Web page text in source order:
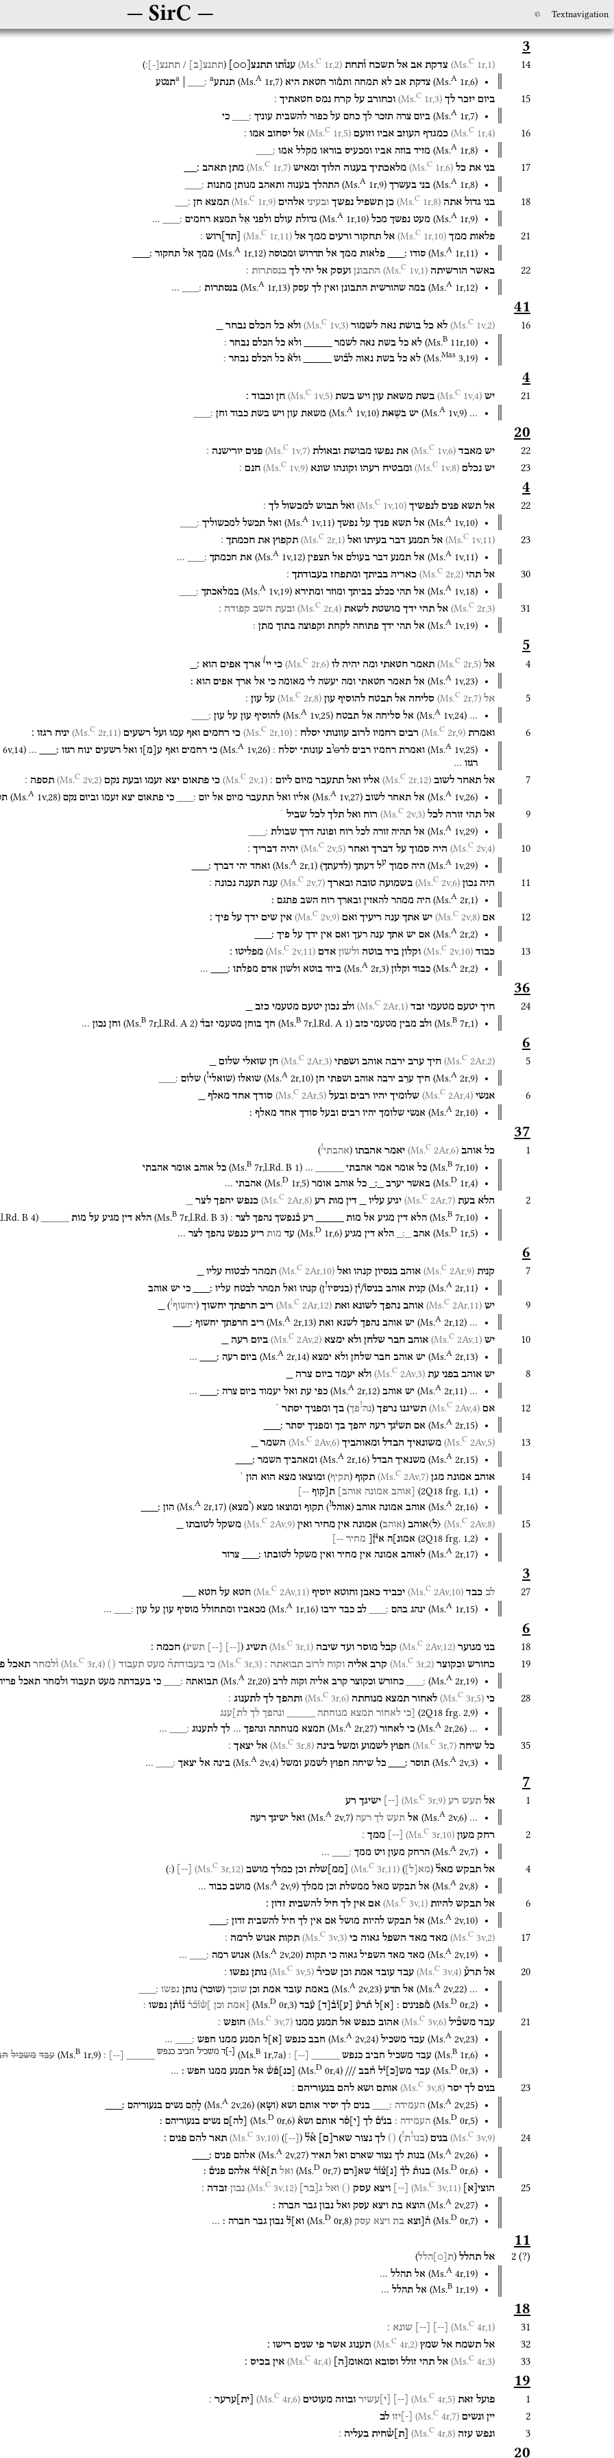
SirC © Textnavigation
3
14
(Ms.
C 1r,1) צדקת אב אל תשכח ו֯תחת (Ms.
C 1r,2) ענו֯תו תתנצ ○○
(תתנצ ב / תתנצ - ׃)
(Ms.A 1r,6) צדקת אב לא תמחה ותמ֯ור חטאת היא (Ms.A 1r,7) תנתעa‏ ׃___ aתנטע
15 ביום יזכר לך (Ms.
C 1r,3) וכחורב על קרח נמס חטאתיך ׃
(Ms.A 1r,7) ביום צרה תזכר לך כחם על כפור להשבית עוניך ׃___ כי
16
(Ms.
C 1r,4) כמגדף העוזב אביו וזועם (Ms.
C 1r,5) אל יסחוב אמו ׃
(Ms.A 1r,8) מזיד בוזה אביו ומכעיס בוראו מקלל אמו ׃___
17 בני את כל (Ms.
C 1r,6) מלאכתיך בענוה הלוך ומאיש (Ms.
C 1r,7) מתן תאהב ׃__
(Ms.A 1r,8) בני בעשרך (Ms.A 1r,9) התהלך בענוה ותאהב מנותן מתנות ׃___
18 בני גדול אתה (Ms.
C 1r,8) כן תשפיל נפשך ובעיני אלהים (Ms.
C 1r,9) תמצא חן ׃__
(Ms.A 1r,9) מעט נפשך מכל (Ms.A 1r,10) גדולת עולם ולפני אֵל תמצא רחמים ׃___ …
21 פלאות ממך (Ms.
C 1r,10) אל תחקור ורעים ממך אל (Ms.
C 1r,11) תד רוש ׃
(Ms.A 1r,11) סודו ׃___ פלאות ממך אל תדרוש ומכוסה (Ms.A 1r,12) ממך אל תחקור ׃___
22 באשר הורשיתה (Ms.
C 1v,1) התבונן ועסק אל יהי לך בנסתרות ׃
(Ms.A 1r,12) במה שהורשית התבונן ואין לך עסק (Ms.A 1r,13) בנסתרות ׃___ …
41
16
(Ms.
C 1v,2) לא כל בושת נאה לשמור (Ms.
C 1v,3) ולא כל הכלם נבחר
(Ms.B 11r,10) לא כל בשת נאה לשמר ולא כל הכלם נבחר ׃
(Ms.Mas 3,19) לא כל בשת נאוה לב֯וש ולא֯ כל הכלם נבחר ׃
4
21 יש (Ms.
C 1v,4) בשת משאת עון ויש בשת (Ms.
C 1v,5) חן וכבוד ׃
…
(Ms.A 1v,9) יש בֹשֶׁאת (Ms.A 1v,10) משאת עון ויש בשת כבוד וחן ׃___
20
22 יש מאבד (Ms.
C 1v,6) את נפשו מבושת ובאולת (Ms.
C 1v,7) פנים יורישנה ׃
23 יש נכלם (Ms.
C 1v,8) ומבטיח רעהו וקונהו שונא (Ms.
C 1v,9) חנם ׃
4
22 אל תשא פנים לנפשיך (Ms.
C 1v,10) ואל תבוש למכשול לך ׃
(Ms.A 1v,10) אל תשא פניך על נפשך (Ms.A 1v,11) ואל תכשל למכשוליך ׃___
23
(Ms.
C 1v,11) אל תמנע דבר בעיתו ואל (Ms.
C 2r,1) תקפוץ את חכמתך ׃
(Ms.A 1v,11) אל תמנע דבר בעולם אל תצפין (Ms.A 1v,12) את חכמתך ׃___ …
30 אל תהי (Ms.
C 2r,2) כאריה בביתך ומתפחז בעבודתך ׃
(Ms.A 1v,18) אל תהי ככלב בביתך ומוזר ומתירא (Ms.A 1v,19) במלאכתך ׃___
31
(Ms.
C 2r,3) אל תהי ידך מושטת לשאת (Ms.
C 2r,4) ובעת השב קפודה ׃
(Ms.A 1v,19) אל תהי ידך פתוחה לקחת וקפוצה בתוך מתן ׃
5
4 אל (Ms.
C 2r,5) תאמר חטאתי ומה יהיה לו (Ms.
C 2r,6) כי יי⎛ ארך אפים הוא ׃_
(Ms.A 1v,23) אל תאמר חטאתי ומה יעשה לי מאומה כי אל ארך אפים הוא ׃
5 אל (Ms.
C 2r,7) סליחה אל תבטח להוסיף עון (Ms.
C 2r,8) על עון ׃
…
(Ms.A 1v,24) אל סליחה אל תבטח (Ms.A 1v,25) להוסיף עון על עון ׃___
6 ואמרת (Ms.
C 2r,9) רבים רחמיו לרוב עוונותי יסלח ׃ (Ms.
C 2r,10) כי רחמים ואף עמו ועל רשעים (Ms.
C 2r,11) יניח רגזו ׃
(Ms.A 1v,25) ואמרת רחמיו רבים לר○וב עונותי יסלח ׃ (Ms.A 1v,26) כי רחמים ואף ע מ ו ואל רשעים ינוח רגזו ׃___ …
6v,14)
רגזו …
7 אל תאחר לשוב (Ms.
C 2r,12) אליו ואל תתעבר מיום ליום ׃ (Ms.
C 2v,1) כי פתאום יצא זעמו ובעת נקם (Ms.
C 2v,2) תספה ׃
(Ms.A 1v,26) אל תאחר לשוב (Ms.A 1v,27) אליו ואל תתעבר מיום אל יום ׃___ כי פתאום יצא זעמו וביום נקם (Ms.A 1v,28)
9 אל תהי זורה לכל (Ms.
C 2v,3) רוח ואל תלך לכל שביל ˙
(Ms.A 1v,29) אל תהיה זורה לכל רוח ופונה דרך שבולת ׃___
10
(Ms.
C 2v,4) היה סמוך על דברך ואחר (Ms.
C 2v,5) יהיה דבריך ׃
(Ms.A 1v,29) היה סמוך על דעתך (לדעתך)
(Ms.A 2r,1) ואחד יהי דברך ׃___
11 היה נכון (Ms.
C 2v,6) בשמועה טובה ובארך (Ms.
C 2v,7) ענה תענה נכונה ׃
(Ms.A 2r,1) היה ממהר להאזין ובארך רוח השב פתגם ׃
12 אם (Ms.
C 2v,8) יש אתך ענה ריעיך ואם (Ms.
C 2v,9) אין שים ידך על פיך ׃
(Ms.A 2r,2) אם יש אתך ענה רעך ואם אין ידך על פיך ׃___
13 כבוד (Ms.
C 2v,10) וקלון ביד בוטה ולשון אדם (Ms.
C 2v,11) מפליטו ׃
(Ms.A 2r,2) כבוד וקלון (Ms.A 2r,3) ביוד בוטא ולשון אדם מפלתו ׃___ …
36
24 חיך יטעם מטעמי זבד (Ms.
C 2Ar,1) ולב נכון יטעם מטעמי כזב
(Ms.B 7r,1) ולב מבין מטעמי כזב (Ms.B 7r,l.Rd. A 1) חך בוחן מטעמי זבד֯ (Ms.B 7r,l.Rd. A 2) וחן נכון …
6
5
(Ms.
C 2Ar,2) חיך ערב ירבה אוהב ושפתי (Ms.
C 2Ar,3) חן שואלי שלום
(Ms.A 2r,9) חיך ערֵב ירבה אוהב ושפתי חן (Ms.A 2r,10) שואלו (שואלי!
) שלום ׃___
6 אנשי (Ms.
C 2Ar,4) שלומיך יהיו רבים ובעל (Ms.
C 2Ar,5) סודך אחד מאלף
(Ms.A 2r,10) אנשי שלומך יהיו רבים ובעל סודך אחד מאלף ׃
37
1 כל אוהב (Ms.
C 2Ar,6) יאמר אהבתו (אהבתי!
)
(Ms.B 7r,10) כל אומר אמר אהבתי …
(Ms.B 7r,l.Rd. B 1) כל אוהב אומר אהבתי
(Ms.D 1r,4) באשר יערב _׃_ כל אוהב אומר (Ms.D 1r,5) אהבתי …
2 הלא בעת (Ms.
C 2Ar,7) יגיע עליו דין מות רע (Ms.
C 2Ar,8) כנפש יהפך לצר
(Ms.B 7r,10) הלא דין מגיע אל מות רע כ֯נפשך נהפך לצר ׃ (Ms.B 7r,l.Rd. B 3) הלא דין מגיע על מות l.Rd. B 4)
(Ms.D 1r,5) אהב _׃_ הלא דין מגיע (Ms.D 1r,6) עד מות ריע כנפש נהפך לצר …
6
7 קנית (Ms.
C 2Ar,9) אוהב בנסיון קנהו ואל (Ms.
C 2Ar,10) תמהר לבטוח עליו
(Ms.A 2r,11) קנית אוהב בניסו֯/י֯ן (בניסיו!ן) קנהו ואל תמהר לבטח עליו ׃___ כי יש אוהב
9 יש (Ms.
C 2Ar,11) אוהב נהפך לשונא ואת (Ms.
C 2Ar,12) ריב חרפתך יחשוך (יחשוף!
)
…
(Ms.A 2r,12) יש אוהב נהפך לשנא ואת (Ms.A 2r,13) ריב חרפתך יחשוף ׃___
10 יש (Ms.
C 2Av,1) אוהב חבר שלחן ולא ימצא (Ms.
C 2Av,2) ביום רעה
(Ms.A 2r,13) יש אוהב חבר שלחן ולא ימצא (Ms.A 2r,14) ביום רעה ׃___ …
8 יש אוהב בפני עת (Ms.
C 2Av,3) ולא יעמד ביום צרה
…
(Ms.A 2r,11) יש אוהב (Ms.A 2r,12) כפי עת ואל יעמוד ביום צרה ׃___ …
12 אם (Ms.
C 2Av,4) תשיגנו נרפך (נה!פך) בך ומפניך יסתר ˙
(Ms.A 2r,15) אם תשי֯גך רעה יהפך בך ומפניך יסתר ׃___
13
(Ms.
C 2Av,5) משונאיך הבדל ומאוהביך (Ms.
C 2Av,6) השמר
(Ms.A 2r,15) משנאיך הבדל (Ms.A 2r,16) ומאהביך השמר ׃___
14 אוהב אמונה מגן (Ms.
C 2Av,7) תקוף (תקיף) ומוצאו מצא הוא הון ˙
(2Q18 frg. 1,1) [אוהב אמונה אוהב] ת[קוף --]
(Ms.A 2r,16) אוהב אמונה אוהב (אוהל!
) תקוף ומוצאו מצא (ימצא)
(Ms.A 2r,17) הון ׃___
15
(Ms.
C 2Av,8)
⟨ל⟩אוהב (אוהב) אמונה אין מחיר ואין (Ms.
C 2Av,9) משקל לטובתו
(2Q18 frg. 1,2) אמונ]ה אי֯ן֯[ מחיר --]
(Ms.A 2r,17) לאוהב אמונה אין מחיר ואין משקל לטובתו ׃___ צרור
3
27 לב כבד (Ms.
C 2Av,10) יכביד כאבן וחוטא יוסיף (Ms.
C 2Av,11) חטא על חטא
(Ms.A 1r,15) ינהג בהם ׃___ לב כבד ירבו (Ms.A 1r,16) מכאביו ומתחולל מוסיף עון על עון ׃___ …
6
18 בני מנוער (Ms.
C 2Av,12) קבל מוסר ועד שיבה (Ms.
C 3r,1) תשיג (
--
-- תשיג) חכמה ׃
19 כחורש וכקוצר (Ms.
C 3r,2) קרב אליה וקוח לרוב תבואתה ׃ (Ms.
C 3r,3) כי בעבודתה֯ מעט תעבוד ()
(Ms.
C 3r,4) ו֯למחר תאכל
(Ms.A 2r,19) ׃___ כחורש וכקוצר קרב אליה וקוה לרב (Ms.A 2r,20) תבואתה ׃___ כי בעבדתה מעט תעבוד ולמחר תאכל
28 כי (Ms.
C 3r,5) לאחור תמצא מנוחתה (Ms.
C 3r,6) ותהפך לך לתענוג ׃
(2Q18 frg. 2,9) [כי לאחור תמצא מנוחתה ונהפך לך לת]ענג
…
(Ms.A 2r,26) כי לאחור (Ms.A 2r,27) תמצא מנוחתה ונהפך … לך לתענוג ׃___ …
35 כל שיחה (Ms.
C 3r,7) חפוץ לשמוע ומשל בינה (Ms.
C 3r,8) אל יצאך ׃
(Ms.A 2v,3) תוסר ׃___ כל שיחה חפוץ לשמע ומשל (Ms.A 2v,4) בינה אל יצאך ׃___ …
7
1 אל תעש רע (Ms.
C 3r,9)
-- ישיגך רע
…
(Ms.A 2v,6) אל תעש לך רעה (Ms.A 2v,7) ואל ישיגך רעה
2 רחק מעון (Ms.
C 3r,10)
-- ממך ׃
(Ms.A 2v,7) הרחק מעון ויט ממך ׃___ …
4 אל תבקש מאל֯ (מא ל )
(Ms.
C 3r,11) ממ שלת וכן כמלך מושב (Ms.
C 3r,12)
--
(׃)
(Ms.A 2v,8) אל תבקש מאל ממשלת וכן ממלך (Ms.A 2v,9) מושב כבוד …
6 אל תבקש להיות (Ms.
C 3v,1) אם אין לך חיל להשבית זדון ׃
(Ms.A 2v,10) אל תבקש להיות מושל אם אין לך חיל להשבית זדון ׃___
17
(Ms.
C 3v,2) מאד מאד השפל גאוה כי (Ms.
C 3v,3) תקות אנוש לרמה ׃
(Ms.A 2v,19) מאד מאד השפיל גאוה כי תקות (Ms.A 2v,20) אנוש רמה ׃___ …
20 אל תרע֯ (Ms.
C 3v,4) עבד עובד אמת וכן שכיר֯ (Ms.
C 3v,5) נותן נפשו ׃
…
(Ms.A 2v,22) אל תדע (Ms.A 2v,23) באמת עובד אמת וכן שוכך (שוכר) נותן נפשו ׃___
(Ms.D 0r,2) מ֯פנינים ׃ א ל ת֯רע֯ ע ו֯ב֯ ד ע֯בד (Ms.D 0r,3) [אמת וכן ]ש֯ו֯כ֯ר֯ נ֯ו֯ת֯ן נפשו ׃
21 עבד משכ֯יל (Ms.
C 3v,6) אהוב כנפש אל תמנע ממנו (Ms.
C 3v,7) חופש ׃
(Ms.A 2v,23) עבד משכיל (Ms.A 2v,24) חבב כנפש א ל תמנע ממנו חפש ׃___ …
(Ms.B 1r,6) עבד משכיל חביב כנפש -- ׃ (Ms.B 1r,7a)
- ד משכיל חביב כנפש -- ׃ (Ms.B 1r,9) עבד משכיל
(Ms.D 0r,3) עבד מש כ י֯ל ח֯בב ///
(Ms.D 0r,4) כנ פ֯ש֯ אל תמנע ממנו חפש ׃ …
23 בנים לך יסר (Ms.
C 3v,8) אותם ושא להם בנעוריהם ׃
(Ms.A 2v,25) העמידה ׃___ בנים לך יסיר אותם ושא (ושָׂא)
(Ms.A 2v,26) לָהֶם נשים בנעוריהם ׃___
(Ms.D 0r,5) העמידה ׃ בני֯ם֯ לך י ס֯ר אותם ושא֯ (Ms.D 0r,6) לה ם נשים בנעוריהם ׃
24
(Ms.
C 3v,9) בנים (בנו!ת!
)
() לך נצור שאר ם א֯ל֯ (
--
)
(Ms.
C 3v,10) תאר להם פנים ׃
(Ms.A 2v,26) בנות לך נצור שארם ואל תאיר (Ms.A 2v,27) אלהם פנים ׃___
(Ms.D 0r,6) בנות֯ לך֯ נ צ֯ו֯ר֯ שא[רם (Ms.D 0r,7) ואל ת]א֯י֯ר֯ אלהם פנים֯ ׃
25 הוצי א (Ms.
C 3v,11)
-- ויצא עסק () ואל ג בר (Ms.
C 3v,12) נבון זבדה ׃
(Ms.A 2v,27) הוצא בת ויצא עסק ואל נבון גבר חברה ׃
(Ms.D 0r,7) ה֯[וצא בת ויצא עסק (Ms.D 0r,8) וא]ל֯ נבון גבר חברה ׃ …
11
2 (?) אל תהלל (ת ○ הלל)
(Ms.A 4r,19) אל תהלל …
(Ms.B 1r,19) אל תהלל …
18
31
(Ms.
C 4r,1)
--
-- שונא ׃
32 אל תשמח אל שמץ (Ms.
C 4r,2) תענוג אשר פי שנים רישו ׃
33
(Ms.
C 4r,3) אל תהי זולל וסובא ומאומ ה (Ms.
C 4r,4) אין בכיס ׃
19
1 פועל זאת (Ms.
C 4r,5)
-- י עשיר ובוזה מעוטים (Ms.
C 4r,6) ית ערער ׃
2 יין ונשים (Ms.
C 4r,7)
- יזו לב
3 ונפש עזה (Ms.
C 4r,8) ת ש֯חית בעליה ׃
20